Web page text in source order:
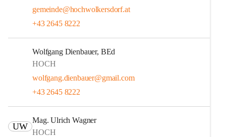
gemeinde@hochwolkersdorf.at
+43 2645 8222
Wolfgang Dienbauer, BEd
HOCH
wolfgang.dienbauer@gmail.com
+43 2645 8222
UW
Mag. Ulrich Wagner
HOCH